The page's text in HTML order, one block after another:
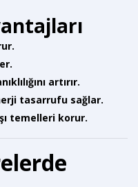
artırır.
tasarrufu sağlar.
temelleri korur.